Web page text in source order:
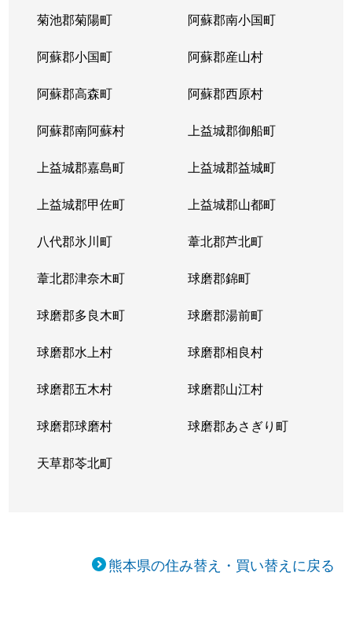
菊池郡菊陽町 阿蘇郡南小国町
阿蘇郡小国町 阿蘇郡産山村
阿蘇郡高森町 阿蘇郡西原村
阿蘇郡南阿蘇村 上益城郡御船町
上益城郡嘉島町 上益城郡益城町
上益城郡甲佐町 上益城郡山都町
八代郡氷川町 葦北郡芦北町
葦北郡津奈木町 球磨郡錦町
球磨郡多良木町 球磨郡湯前町
球磨郡水上村 球磨郡相良村
球磨郡五木村 球磨郡山江村
球磨郡球磨村 球磨郡あさぎり町
天草郡苓北町
熊本県の住み替え・買い替えに戻る